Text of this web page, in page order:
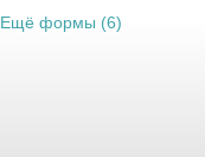
Ещё формы (6)